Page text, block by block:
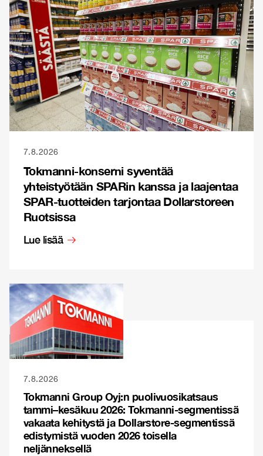
7.8.2026
Tokmanni-konserni syventää
yhteistyötään SPARin kanssa ja laajentaa
SPAR-tuotteiden tarjontaa Dollarstoreen
Ruotsissa
Lue lisää
7.8.2026
Tokmanni Group Oyj:n puolivuosikatsaus
tammi–kesäkuu 2026: Tokmanni-segmentissä
vakaata kehitystä ja Dollarstore-segmentissä
edistymistä vuoden 2026 toisella
neljänneksellä